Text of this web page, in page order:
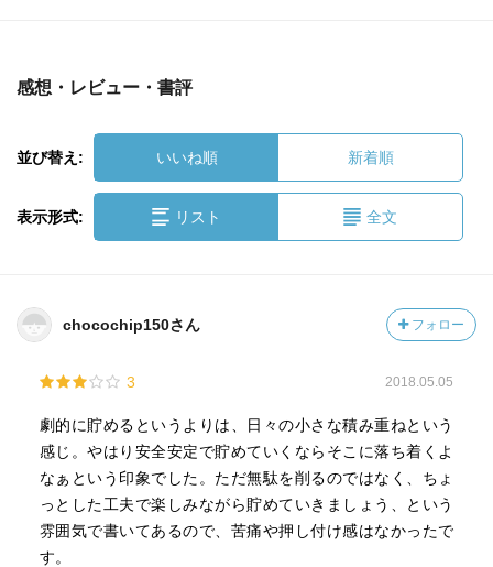
感想・レビュー・書評
並び替え: いいね順 新着順
表示形式: リスト 全文
chocochip150さん フォロー
3 2018.05.05
劇的に貯めるというよりは、日々の小さな積み重ねという
感じ。やはり安全安定で貯めていくならそこに落ち着くよ
なぁという印象でした。ただ無駄を削るのではなく、ちょ
っとした工夫で楽しみながら貯めていきましょう、という
雰囲気で書いてあるので、苦痛や押し付け感はなかったで
す。